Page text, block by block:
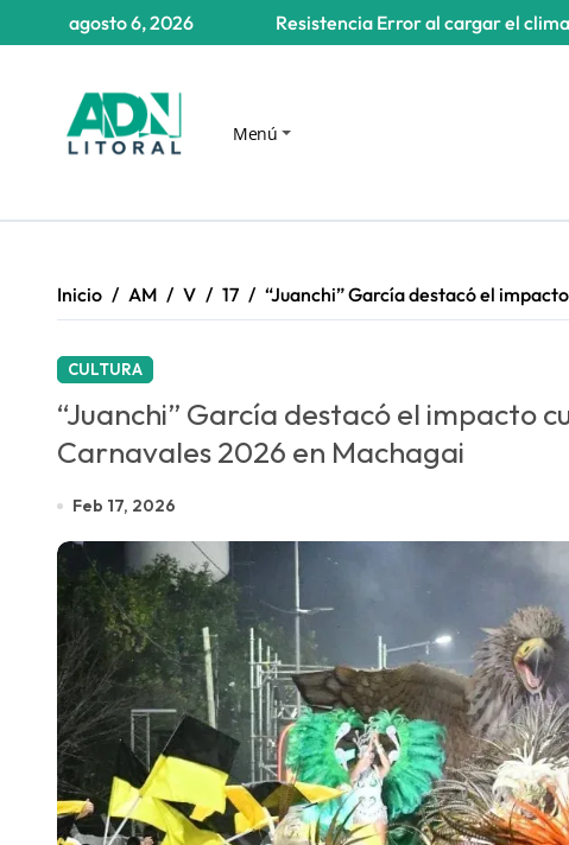
Resistencia Error al cargar el clima
agosto 6, 2026
Menú
Inicio AM V 17 “Juanchi” García destacó el
CULTURA
“Juanchi” García destacó el impacto
Carnavales 2026 en Machagai
Feb 17, 2026